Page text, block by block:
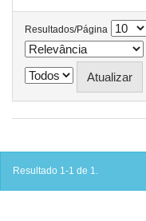
Resultados/Página
Resultado 1-1 de 1.